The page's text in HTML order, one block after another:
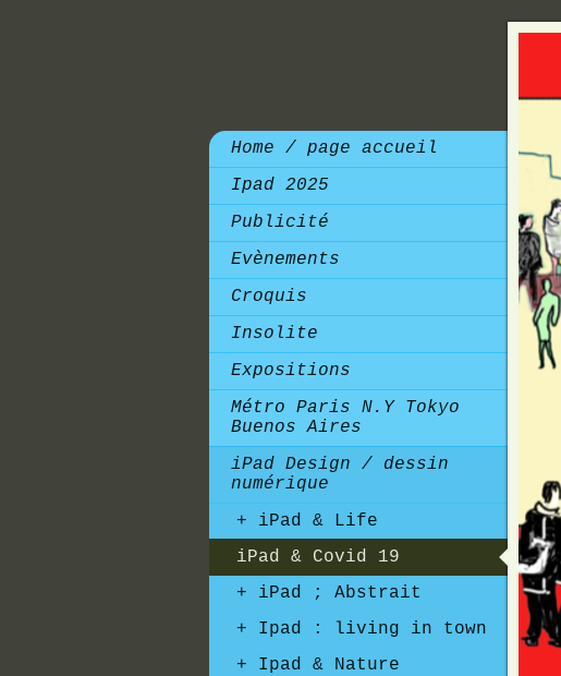
Home / page accueil
Ipad 2025
Publicité
Evènements
Croquis
Insolite
Expositions
Métro Paris N.Y Tokyo
Buenos Aires
iPad Design / dessin
numérique
iPad & Life
iPad & Covid 19
iPad ; Abstrait
Ipad : living in town
Ipad & Nature